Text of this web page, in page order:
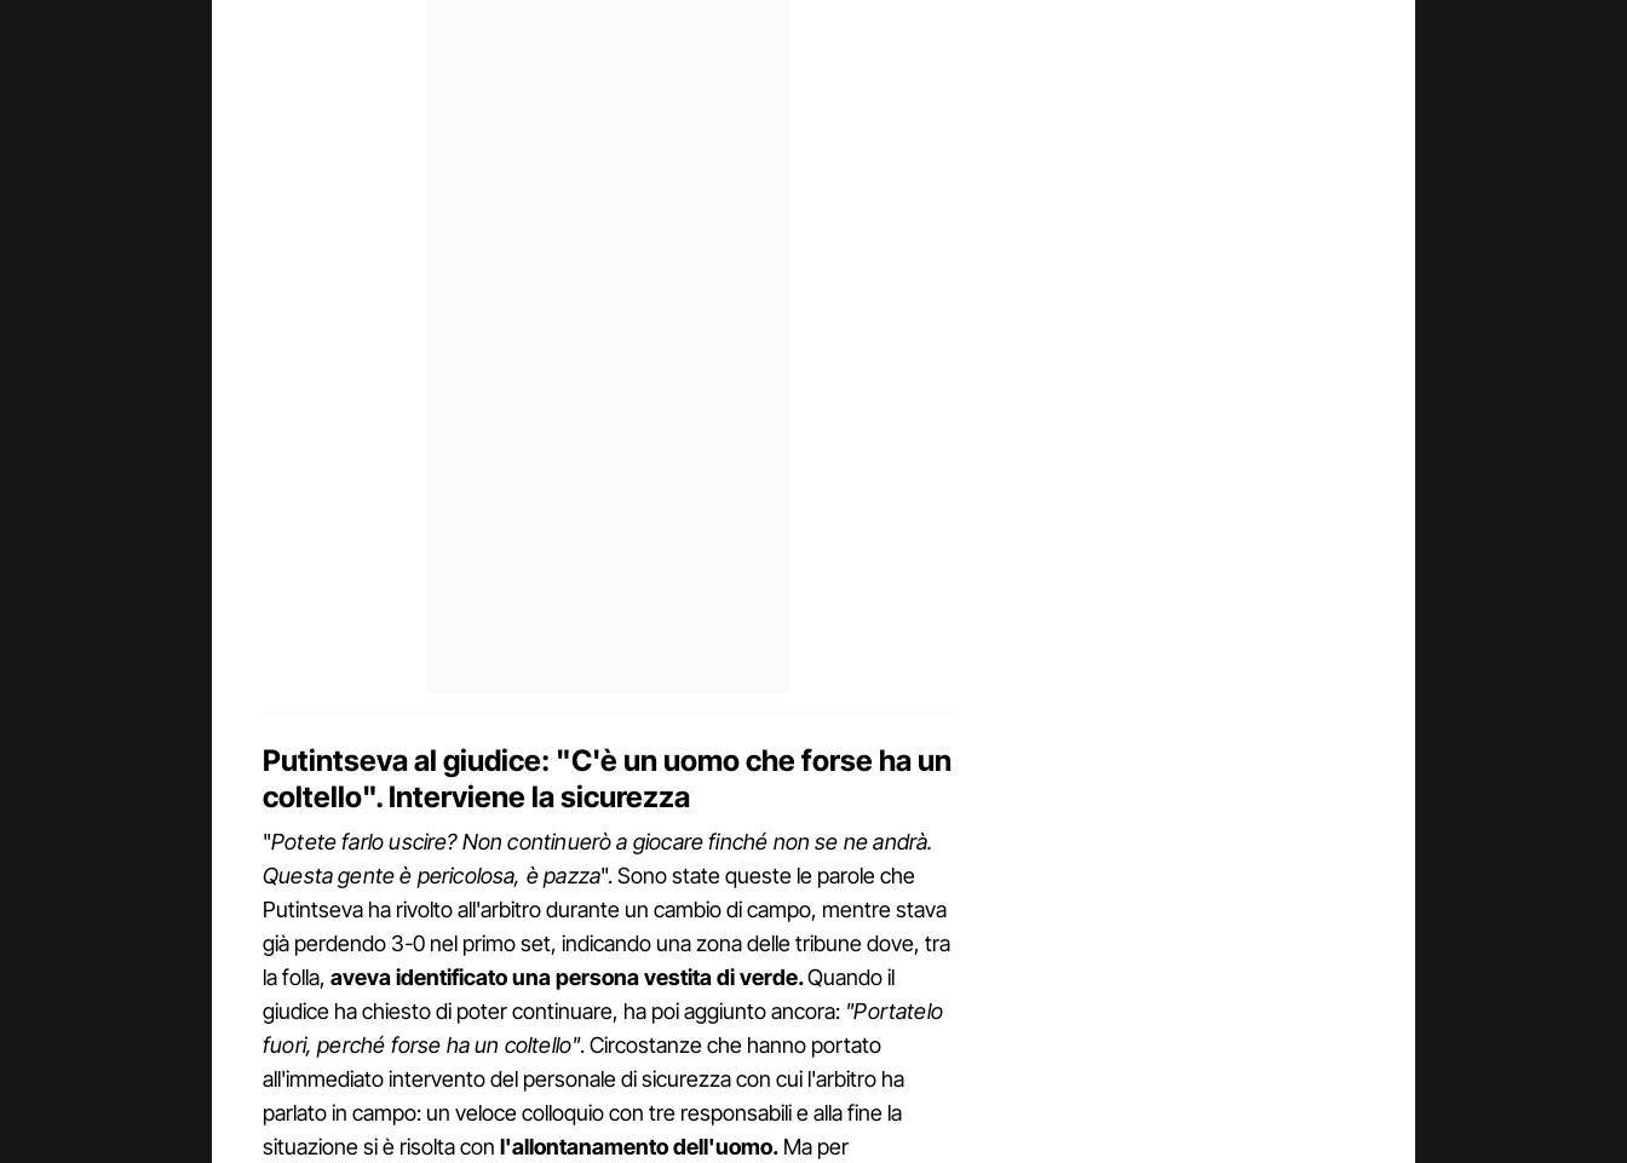
Putintseva al giudice: "C'è un uomo che forse ha un
coltello". Interviene la sicurezza
"Potete farlo uscire? Non continuerò a giocare finché non se ne andrà.
Questa gente è pericolosa, è pazza". Sono state queste le parole che
Putintseva ha rivolto all'arbitro durante un cambio di campo, mentre stava
già perdendo 3-0 nel primo set, indicando una zona delle tribune dove, tra
la folla, aveva identificato una persona vestita di verde.Quando il
giudice ha chiesto di poter continuare, ha poi aggiunto ancora: "Portatelo
fuori, perché forse ha un coltello". Circostanze che hanno portato
all'immediato intervento del personale di sicurezza con cui l'arbitro ha
parlato in campo: un veloce colloquio con tre responsabili e alla fine la
situazione si è risolta con l'allontanamento dell'uomo. Ma per